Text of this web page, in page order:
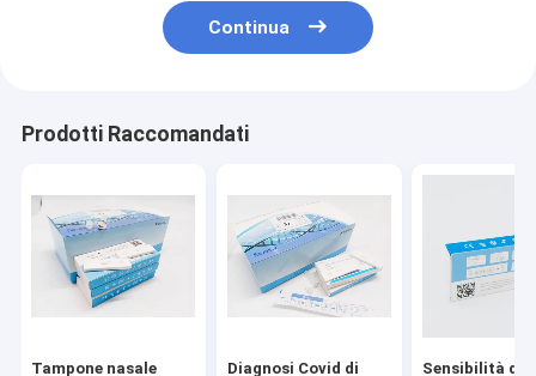
Continua
Prodotti Raccomandati
Tampone nasale Diagnosi Covid di Sensibilità dei